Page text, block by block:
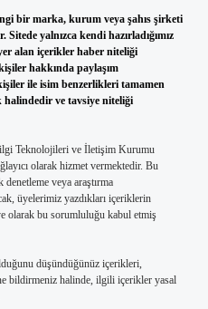
bir marka, kurum veya şahıs şirketi
yalnızca kendi hazırladığımız
alan içerikler haber niteliği
hakkında paylaşım
ile isim benzerlikleri tamamen
ve tavsiye niteliği
Teknolojileri ve İletişim Kurumu
olarak hizmet vermektedir. Bu
veya araştırma
üyelerimiz yazdıkları içeriklerin
olarak bu sorumluluğu kabul etmiş
düşündüğünüz içerikleri,
bildirmeniz halinde, ilgili içerikler yasal